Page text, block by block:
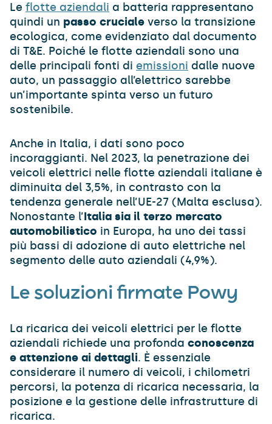
Le flotte aziendali a batteria rappresentano
quindi un passo cruciale verso la transizione
ecologica, come evidenziato dal documento
di T&E. Poiché le flotte aziendali sono una
delle principali fonti di emissioni dalle nuove
auto, un passaggio all’elettrico sarebbe
un’importante spinta verso un futuro
sostenibile.
Anche in Italia, i dati sono poco
incoraggianti. Nel 2023, la penetrazione dei
veicoli elettrici nelle flotte aziendali italiane è
diminuita del 3,5%, in contrasto con la
tendenza generale nell’UE-27 (Malta esclusa).
Nonostante l’Italia sia il terzo mercato
automobilistico in Europa, ha uno dei tassi
più bassi di adozione di auto elettriche nel
segmento delle auto aziendali (4,9%).
Le soluzioni firmate Powy
La ricarica dei veicoli elettrici per le flotte
aziendali richiede una profonda conoscenza
e attenzione ai dettagli. È essenziale
considerare il numero di veicoli, i chilometri
percorsi, la potenza di ricarica necessaria, la
posizione e la gestione delle infrastrutture di
ricarica.